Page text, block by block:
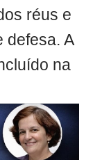
réus e
defesa. A
na